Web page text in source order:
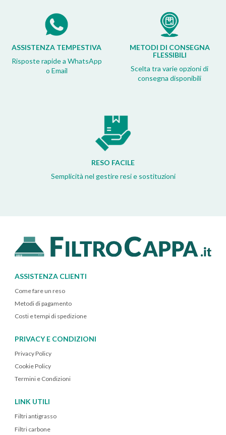
ASSISTENZA TEMPESTIVA
Risposte rapide a WhatsApp
o Email
METODI DI CONSEGNA
FLESSIBILI
Scelta tra varie opzioni di
consegna disponibili
RESO FACILE
Semplicità nel gestire resi e sostituzioni
ASSISTENZA CLIENTI
Come fare un reso
Metodi di pagamento
Costi e tempi di spedizione
PRIVACY E CONDIZIONI
Privacy Policy
Cookie Policy
Termini e Condizioni
LINK UTILI
Filtri antigrasso
Filtri carbone